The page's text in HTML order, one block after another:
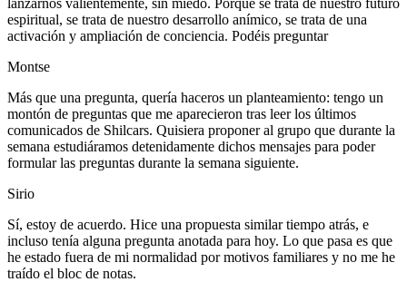
espiritual, se trata de nuestro desarrollo anímico, se trata de una
activación y ampliación de conciencia. Podéis preguntar
Montse
Más que una pregunta, quería haceros un planteamiento: tengo un
montón de preguntas que me aparecieron tras leer los últimos
comunicados de Shilcars. Quisiera proponer al grupo que durante la
semana estudiáramos detenidamente dichos mensajes para poder
formular las preguntas durante la semana siguiente.
Sirio
Sí, estoy de acuerdo. Hice una propuesta similar tiempo atrás, e
incluso tenía alguna pregunta anotada para hoy. Lo que pasa es que
he estado fuera de mi normalidad por motivos familiares y no me he
traído el bloc de notas.